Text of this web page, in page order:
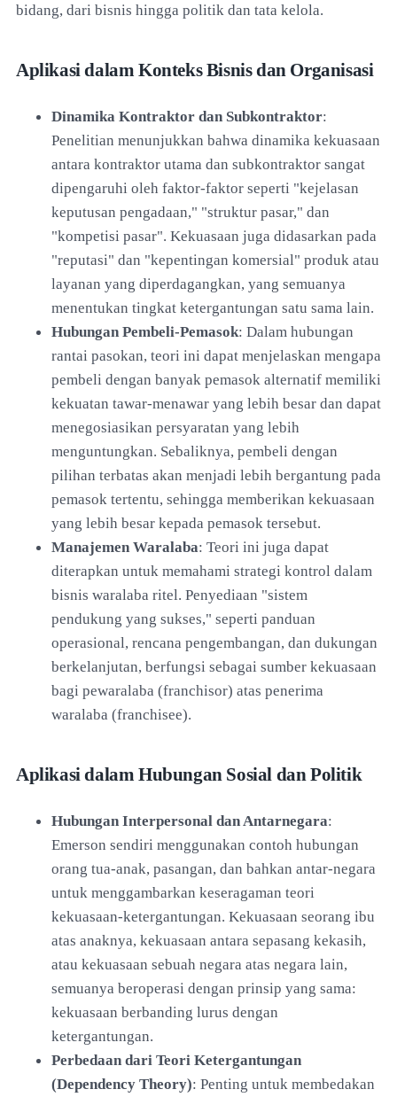
bidang, dari bisnis hingga politik dan tata kelola.
Aplikasi dalam Konteks Bisnis dan Organisasi
Dinamika Kontraktor dan Subkontraktor:
Penelitian menunjukkan bahwa dinamika kekuasaan
antara kontraktor utama dan subkontraktor sangat
dipengaruhi oleh faktor-faktor seperti "kejelasan
keputusan pengadaan," "struktur pasar," dan
"kompetisi pasar". Kekuasaan juga didasarkan pada
"reputasi" dan "kepentingan komersial" produk atau
layanan yang diperdagangkan, yang semuanya
menentukan tingkat ketergantungan satu sama lain.
Hubungan Pembeli-Pemasok: Dalam hubungan
rantai pasokan, teori ini dapat menjelaskan mengapa
pembeli dengan banyak pemasok alternatif memiliki
kekuatan tawar-menawar yang lebih besar dan dapat
menegosiasikan persyaratan yang lebih
menguntungkan. Sebaliknya, pembeli dengan
pilihan terbatas akan menjadi lebih bergantung pada
pemasok tertentu, sehingga memberikan kekuasaan
yang lebih besar kepada pemasok tersebut.
Manajemen Waralaba: Teori ini juga dapat
diterapkan untuk memahami strategi kontrol dalam
bisnis waralaba ritel. Penyediaan "sistem
pendukung yang sukses," seperti panduan
operasional, rencana pengembangan, dan dukungan
berkelanjutan, berfungsi sebagai sumber kekuasaan
bagi pewaralaba (franchisor) atas penerima
waralaba (franchisee).
Aplikasi dalam Hubungan Sosial dan Politik
Hubungan Interpersonal dan Antarnegara:
Emerson sendiri menggunakan contoh hubungan
orang tua-anak, pasangan, dan bahkan antar-negara
untuk menggambarkan keseragaman teori
kekuasaan-ketergantungan. Kekuasaan seorang ibu
atas anaknya, kekuasaan antara sepasang kekasih,
atau kekuasaan sebuah negara atas negara lain,
semuanya beroperasi dengan prinsip yang sama:
kekuasaan berbanding lurus dengan
ketergantungan.
Perbedaan dari Teori Ketergantungan
(Dependency Theory): Penting untuk membedakan